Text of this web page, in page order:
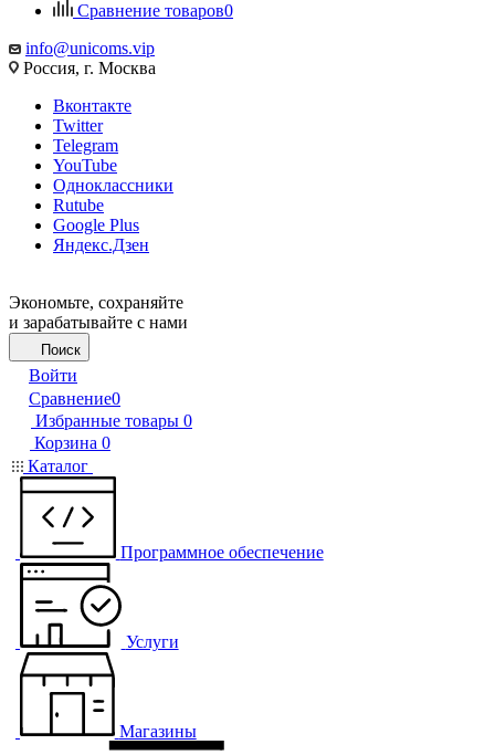
Сравнение товаров0
info@unicoms.vip
Россия, г. Москва
Вконтакте
Twitter
Telegram
YouTube
Одноклассники
Rutube
Google Plus
Яндекс.Дзен
Экономьте, сохраняйте
и зарабатывайте с нами
Поиск
Войти
Сравнение0
Избранные товары 0
Корзина 0
Каталог
Программное обеспечение
Услуги
Магазины